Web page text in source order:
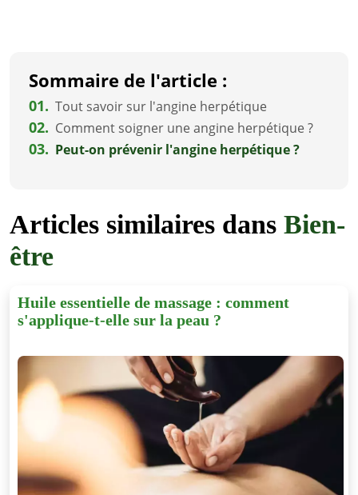
Sommaire de l'article :
01. Tout savoir sur l'angine herpétique
02. Comment soigner une angine herpétique ?
03. Peut-on prévenir l'angine herpétique ?
Articles similaires dans Bien-
être
Huile essentielle de massage : comment
s'applique-t-elle sur la peau ?